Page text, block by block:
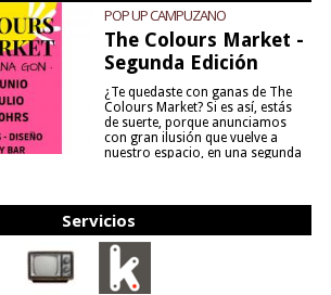
POP UP CAMPUZANO
The Colours Market -
Segunda Edición
¿Te quedaste con ganas de The
Colours Market? Si es así, estás
de suerte, porque anunciamos
con gran ilusión que vuelve a
nuestro espacio, en una segunda
Servicios